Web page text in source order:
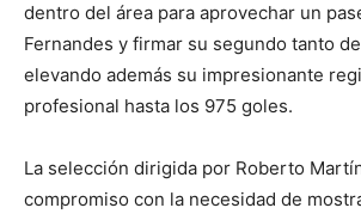
dentro del área para aprovechar un
Fernandes y firmar su segundo tanto
elevando además su impresionante
profesional hasta los 975 goles.
La selección dirigida por Roberto
compromiso con la necesidad de